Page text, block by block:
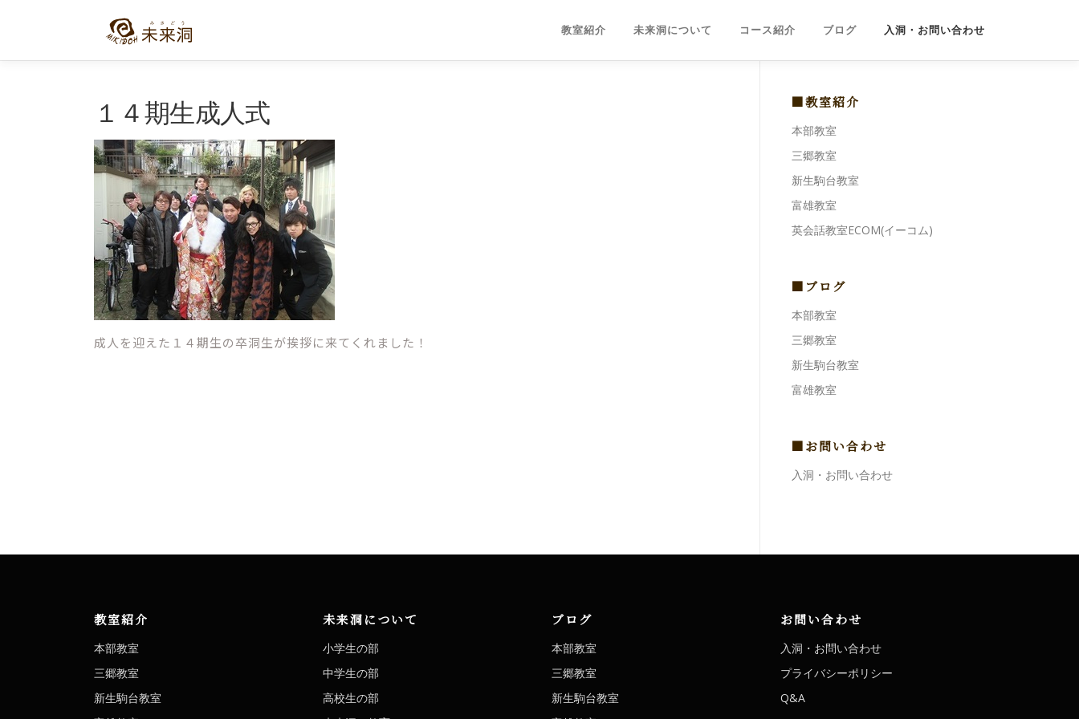
ン
教室紹介 未来洞について コース紹介 ブログ 入洞・お問い合わせ
１４期生成人式
成人を迎えた１４期生の卒洞生が挨拶に来てくれました！
■教室紹介
本部教室
三郷教室
新生駒台教室
富雄教室
英会話教室ECOM(イーコム)
■ブログ
本部教室
三郷教室
新生駒台教室
富雄教室
■お問い合わせ
入洞・お問い合わせ
教室紹介
本部教室
三郷教室
新生駒台教室
未来洞について
小学生の部
中学生の部
高校生の部
ブログ
本部教室
三郷教室
新生駒台教室
お問い合わせ
入洞・お問い合わせ
プライバシーポリシー
Q&A